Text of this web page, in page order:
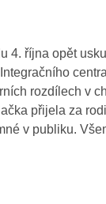
4. října opět
rozdílech v
přijela za
v publiku.